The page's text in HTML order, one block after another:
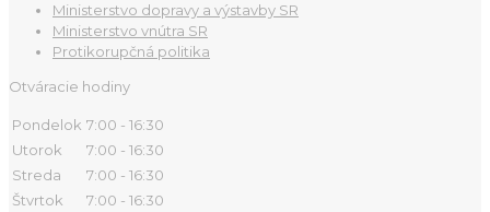
Ministerstvo dopravy a výstavby SR
Ministerstvo vnútra SR
Protikorupčná politika
Otváracie hodiny
Pondelok 7:00 - 16:30
Utorok
7:00 - 16:30
Streda
7:00 - 16:30
Štvrtok
7:00 - 16:30